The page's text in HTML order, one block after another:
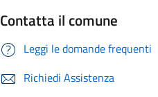
Contatta il comune
Leggi le domande frequenti
Richiedi Assistenza